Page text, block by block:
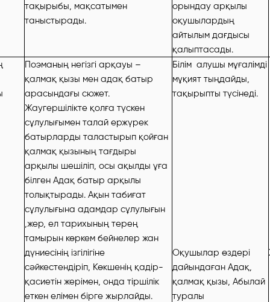
тақырыбы, мақсатымен
таныстырады.
орындау арқылы
оқушылардың
айтылым дағдысы
қалыптасады.
Поэманың негізгі арқауы –
қалмақ қызы мен адақ батыр
арасындағы сюжет.
Жаугершілікте қолға түскен
сұлулығымен талай ержүрек
батырларды таластырып қойған
қалмақ қызының тағдыры
арқылы шешіліп, осы ақылды ұға
білген Адақ батыр арқылы
толықтырады. Ақын табиғат
сұлулығына адамдар сұлулығын
,жер, ел тарихының терең
тамырын көркем бейнелер жан
дүниесінің ізгілігіне
сәйкестендіріп, Көкшенің қадір-
қасиетін жерімен, онда тіршілік
еткен елімен бірге жырлайды.
Білім алушы мұғалімді
мұқият тыңдайды,
тақырыпты түсінеді.
Оқушылар өздері
дайындаған Адақ,
қалмақ қызы, Абылай
туралы